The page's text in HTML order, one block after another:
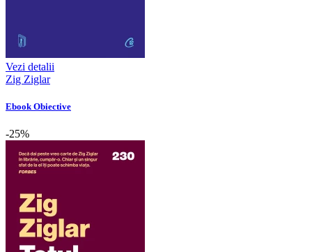
Vezi detalii
Zig Ziglar
Ebook Obiective
-25%